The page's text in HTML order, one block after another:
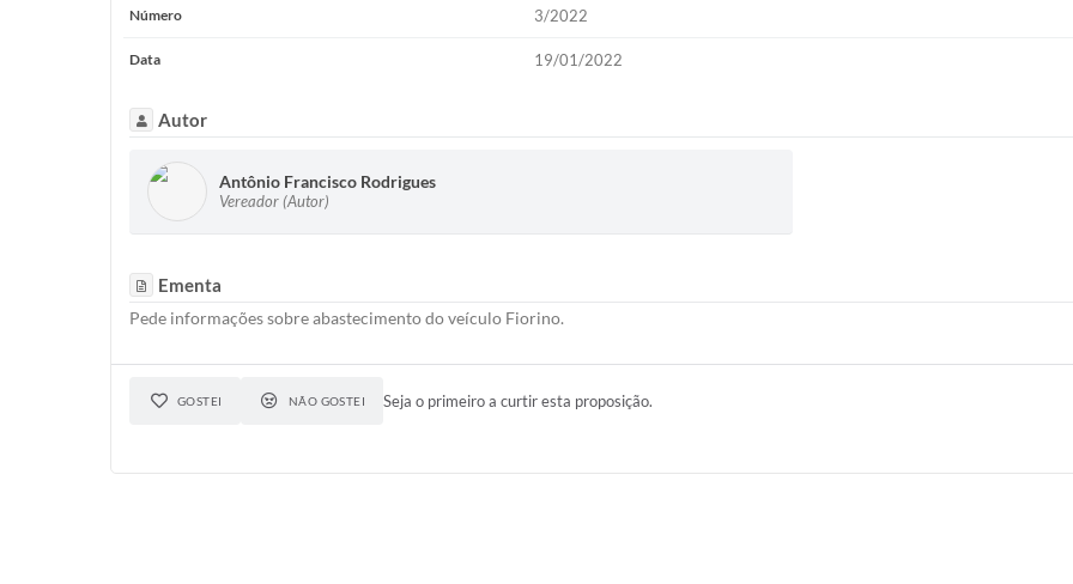
Número 3/2022
Data 19/01/2022
Autor
Antônio Francisco Rodrigues
Vereador (Autor)
Ementa
Pede informações sobre abastecimento do veículo Fiorino.
GOSTEI NÃO GOSTEI Seja o primeiro a curtir esta proposição.